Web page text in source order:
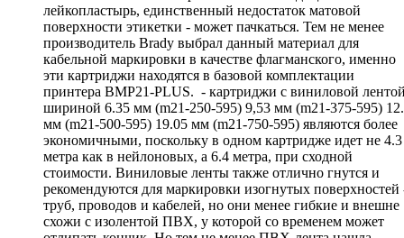
лейкопластырь, единственный недостаток матовой
поверхности этикетки - может пачкаться. Тем не менее
производитель Brady выбрал данный материал для
кабельной маркировки в качестве флагманского, именно
эти картриджи находятся в базовой комплектации
принтера BMP21-PLUS. - картриджи с виниловой
шириной 6.35 мм (m21-250-595) 9,53 мм (m21-375-595)
мм (m21-500-595) 19.05 мм (m21-750-595) являются более
экономичными, поскольку в одном картридже идет не 4.3
метра как в нейлоновых, а 6.4 метра, при сходной
стоимости. Виниловые ленты также отлично гнутся и
рекомендуются для маркировки изогнутых поверхностей
труб, проводов и кабелей, но они менее гибкие и внешне
схожи с изолентой ПВХ, у которой со временем может